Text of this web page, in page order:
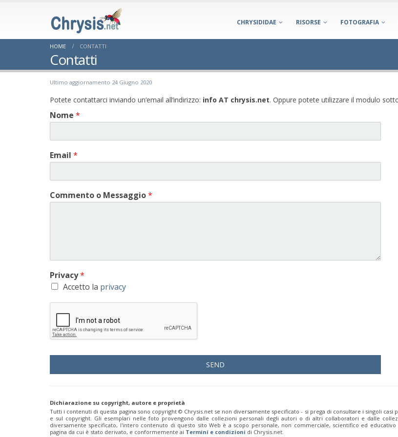
CHRYSIDIDAE RISORSE FOTOGRAFIA
HOME CONTATTI
Contatti
Ultimo aggiornamento 24 Giugno 2020
Potete contattarci inviando un’email all’indirizzo: info AT chrysis.net. Oppure potete utilizzare il modulo
Nome *
Email *
Commento o Messaggio*
Privacy*
Accetto la privacy
SEND
Dichiarazione su copyright, autore e proprietà
Tutti i contenuti di questa pagina sono copyright ©️ Chrysis.net se non diversamente specificato - si prega di consultare i singoli casi
e sul copyright. Gli esemplari nelle foto provengono dalle collezioni personali degli autori o di altri collaboratori e dalle
diversamente specificato, l'intero contenuto di questo sito Web è a scopo personale, non commerciale, scientifico ed educativo
pagina da cui è stato derivato, e conformemente ai Termini e condizioni di Chrysis.net.